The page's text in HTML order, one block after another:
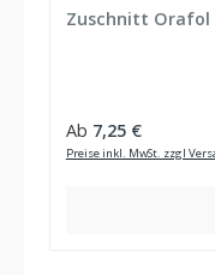
Zuschnitt Orafol
Regulärer Preis:
Ab 7,25 €
Preise inkl. MwSt. zzgl